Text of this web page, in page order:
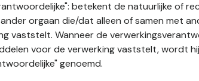
betekent de natuurlijke of
orgaan die/dat alleen of samen met
vaststelt. Wanneer de
voor de verwerking vaststelt, wordt
genoemd.